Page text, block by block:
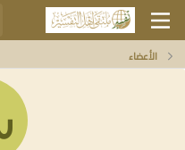
الأعضاء